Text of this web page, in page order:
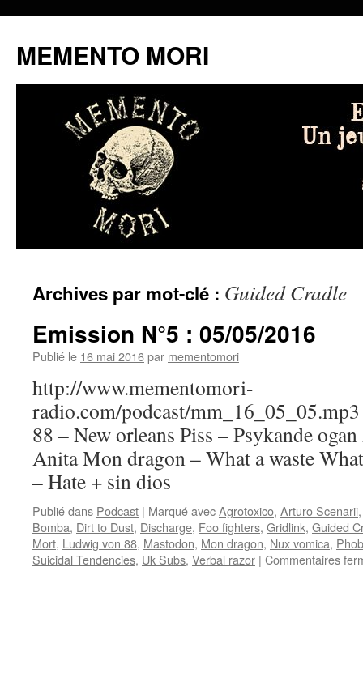
MEMENTO MORI
au
contenu
Archives par mot-clé : Guided Cradle
Emission N°5 : 05/05/2016
Publié le 16 mai 2016par mementomori
http://www.mementomori-
radio.com/podcast/
88 – New orleans Piss – Psykande
Anita Mon dragon – What a waste
– Hate + sin dios
Publié dans Podcast | Marqué avecAgrotoxico, Arturo Scenarii
Bomba, Dirt to Dust, Discharge, Foo fighters, Gridlink, Guided
Mort, Ludwig von 88, Mastodon, Mon dragon, Nux vomica,
Suicidal Tendencies, Uk Subs, Verbal razor | Commentaires